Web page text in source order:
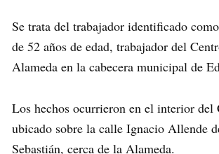
Se trata del trabajador identificado
de 52 años de edad, trabajador del
Alameda en la cabecera municipal de
Los hechos ocurrieron en el interior del
ubicado sobre la calle Ignacio Allende
Sebastián, cerca de la Alameda.